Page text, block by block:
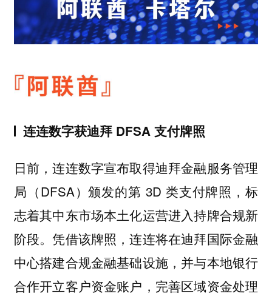
连连数字获迪拜 DFSA 支付牌照
日前，连连数字宣布取得迪拜金融服务管理
局（DFSA）颁发的第 3D 类支付牌照，标
志着其中东市场本土化运营进入持牌合规新
阶段。凭借该牌照，连连将在迪拜国际金融
中心搭建合规金融基础设施，并与本地银行
合作开立客户资金账户，完善区域资金处理